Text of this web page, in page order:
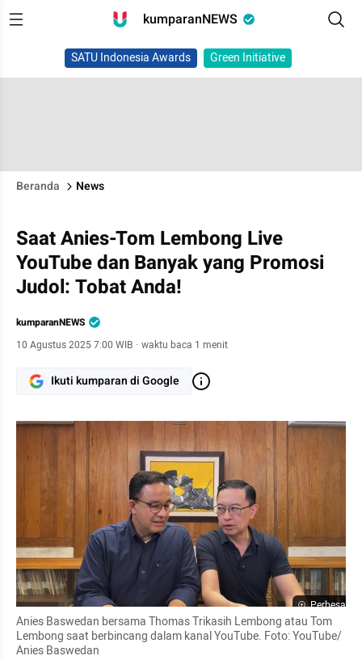
kumparanNEWS
SATU Indonesia Awards Green Initiative
Beranda News
Saat Anies-Tom Lembong Live
YouTube dan Banyak yang Promosi
Judol: Tobat Anda!
kumparanNEWS
10 Agustus 2025 7:00 WIB · waktu baca 1 menit
Ikuti kumparan di Google
Perbesar
Anies Baswedan bersama Thomas Trikasih Lembong atau Tom
Lembong saat berbincang dalam kanal YouTube. Foto: YouTube/
Anies Baswedan